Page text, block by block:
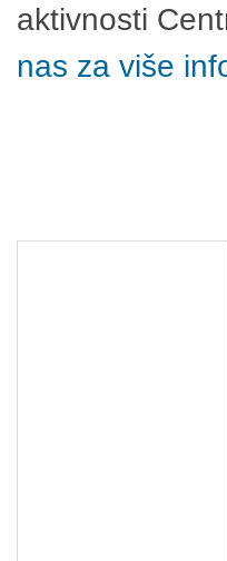
aktivnosti
nas za više